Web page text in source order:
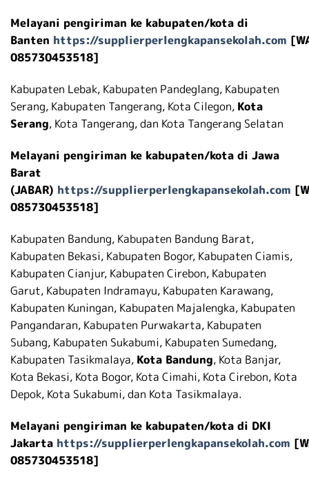
Melayani pengiriman ke kabupaten/kota di
Banten https://supplierperlengkapansekolah.com
085730453518]
Kabupaten Lebak, Kabupaten Pandeglang, Kabupaten
Serang, Kabupaten Tangerang, Kota Cilegon, Kota
Serang, Kota Tangerang, dan Kota Tangerang Selatan
Melayani pengiriman ke kabupaten/kota di Jawa
Barat
(JABAR) https://supplierperlengkapansekolah.com
085730453518]
Kabupaten Bandung, Kabupaten Bandung Barat,
Kabupaten Bekasi, Kabupaten Bogor, Kabupaten Ciamis,
Kabupaten Cianjur, Kabupaten Cirebon, Kabupaten
Garut, Kabupaten Indramayu, Kabupaten Karawang,
Kabupaten Kuningan, Kabupaten Majalengka, Kabupaten
Pangandaran, Kabupaten Purwakarta, Kabupaten
Subang, Kabupaten Sukabumi, Kabupaten Sumedang,
Kabupaten Tasikmalaya, Kota Bandung, Kota Banjar,
Kota Bekasi, Kota Bogor, Kota Cimahi, Kota Cirebon, Kota
Depok, Kota Sukabumi, dan Kota Tasikmalaya.
Melayani pengiriman ke kabupaten/kota di DKI
Jakarta https://supplierperlengkapansekolah.com
085730453518]